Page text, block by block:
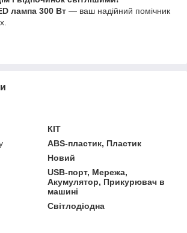
лампа 300 Вт — ваш надійний помічник
КІТ
ABS-пластик, Пластик
Новий
USB-порт, Мережа,
Акумулятор, Прикурювач в
машині
Світлодіодна